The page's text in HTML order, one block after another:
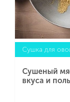
Сушка для
Сушеный
вкуса и